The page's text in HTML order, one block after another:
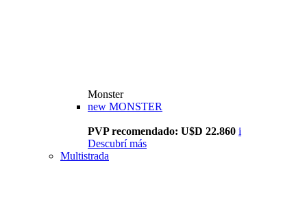
Monster
new MONSTER
PVP recomendado: U$D 22.860 i
Descubrí más
Multistrada